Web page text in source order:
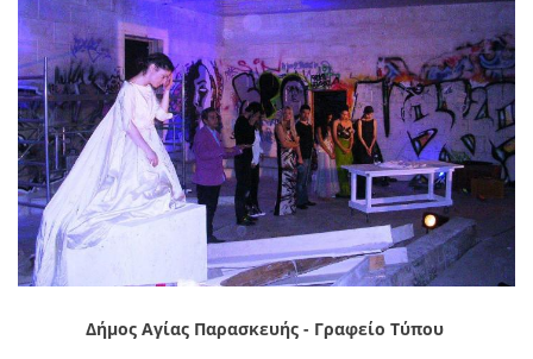
Δήμος Αγίας Παρασκευής - Γραφείο Τύπου